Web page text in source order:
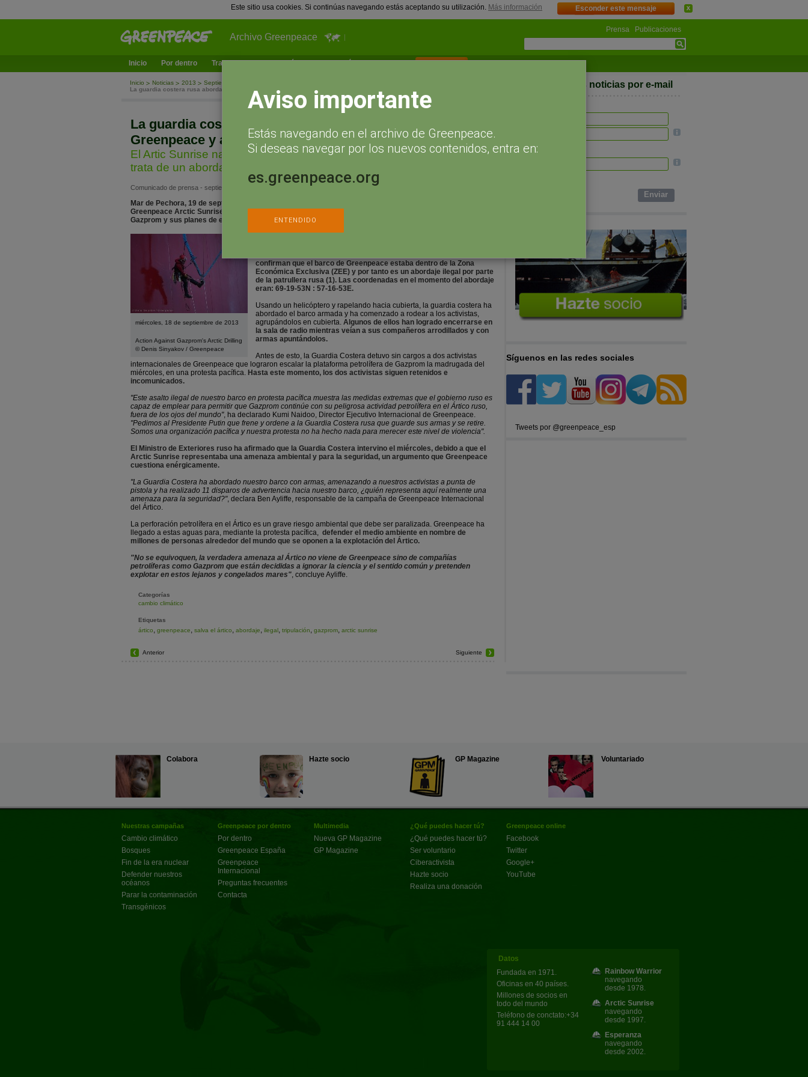
Este sitio usa cookies. Si continúas navegando estás aceptando su utilización. Más información Esconder este mensaje
Archivo Greenpeace
Prensa Publicaciones
Inicio Por dentro Trabajamos en ¿Qué puedes hacer tú? Actualidad Hazte socio
Inicio Noticias 2013
Septiembre
La guardia costera rusa aborda armada el barco de Greenpeace y arresta a toda la tripulación
La guardia costera rusa aborda armada el barco de
Greenpeace y arresta a toda la tripulación
El Artic Sunrise navegaba en aguas internacionales, por lo que se
trata de un abordaje ilegal
Comunicado de prensa - septiembre 19, 2013
Mar de Pechora, 19 de septiembre de 2013. La Guardia Costera de Rusia ha abordado el barco de
Greenpeace Arctic Sunrise y ha arrestado a los 25 activistas a bordo, tras una protesta contra la petrolera
Gazprom y sus planes de explotación petrolífera en el Ártico.
miércoles, 18 de septiembre de 2013
Action Against Gazprom's Arctic Drilling
© Denis Sinyakov / Greenpeace
confirman que el barco de Greenpeace estaba dentro de la Zona
Económica Exclusiva (ZEE) y por tanto es un abordaje ilegal por parte
de la patrullera rusa (1). Las coordenadas en el momento del abordaje
eran: 69-19-53N : 57-16-53E.
Usando un helicóptero y rapelando hacia cubierta, la guardia costera ha
abordado el barco armada y ha comenzado a rodear a los activistas,
agrupándolos en cubierta. Algunos de ellos han logrado encerrarse en
la sala de radio mientras veían a sus compañeros arrodillados y con
armas apuntándolos.
Antes de esto, la Guardia Costera detuvo sin cargos a dos activistas
internacionales de Greenpeace que lograron escalar la plataforma petrolífera de Gazprom la madrugada del
miércoles, en una protesta pacífica. Hasta este momento, los dos activistas siguen retenidos e
incomunicados.
"Este asalto ilegal de nuestro barco en protesta pacífica muestra las medidas extremas que el gobierno ruso es
capaz de emplear para permitir que Gazprom continúe con su peligrosa actividad petrolífera en el Ártico ruso,
fuera de los ojos del mundo", ha declarado Kumi Naidoo, Director Ejecutivo Internacional de Greenpeace.
"Pedimos al Presidente Putin que frene y ordene a la Guardia Costera rusa que guarde sus armas y se retire.
Somos una organización pacífica y nuestra protesta no ha hecho nada para merecer este nivel de violencia".
El Ministro de Exteriores ruso ha afirmado que la Guardia Costera intervino el miércoles, debido a que el
Arctic Sunrise representaba una amenaza ambiental y para la seguridad, un argumento que Greenpeace
cuestiona enérgicamente.
"La Guardia Costera ha abordado nuestro barco con armas, amenazando a nuestros activistas a punta de
pistola y ha realizado 11 disparos de advertencia hacia nuestro barco, ¿quién representa aquí realmente una
amenaza para la seguridad?", declara Ben Ayliffe, responsable de la campaña de Greenpeace Internacional
del Ártico.
La perforación petrolífera en el Ártico es un grave riesgo ambiental que debe ser paralizada. Greenpeace ha
llegado a estas aguas para, mediante la protesta pacífica, defender el medio ambiente en nombre de
millones de personas alrededor del mundo que se oponen a la explotación del Ártico.
"No se equivoquen, la verdadera amenaza al Ártico no viene de Greenpeace sino de compañías
petrolíferas como Gazprom que están decididas a ignorar la ciencia y el sentido común y pretenden
explotar en estos lejanos y congelados mares", concluye Ayliffe.
Categorías
cambio climático
Etiquetas
ártico, greenpeace, salva el ártico, abordaje, ilegal, tripulación, gazprom, arctic sunrise
Siguiente
Anterior
Recibe nuestras noticias por e-mail
Correo electrónico *
Síguenos en las redes sociales
Tweets por @greenpeace_esp
Colabora Hazte socio GP Magazine Voluntariado
Nuestras campañas
Cambio climático
Bosques
Fin de la era nuclear
Defender nuestros
océanos
Parar la contaminación
Transgénicos
Greenpeace por dentro
Por dentro
Greenpeace España
Greenpeace
Internacional
Preguntas frecuentes
Contacta
Multimedia
Nueva GP Magazine
GP Magazine
¿Qué puedes hacer tú?
¿Qué puedes hacer tú?
Ser voluntario
Ciberactivista
Hazte socio
Realiza una donación
Greenpeace online
Facebook
Twitter
Google+
YouTube
Datos
Fundada en 1971.
Oficinas en 40 países.
Millones de socios en
todo del mundo
Teléfono de conctato:+34
91 444 14 00
Rainbow Warrior
navegando
desde 1978.
Arctic Sunrise
navegando
desde 1997.
Esperanza
navegando
desde 2002.
Aviso importante
Estás navegando en el archivo de Greenpeace.
Si deseas navegar por los nuevos contenidos, entra en:
es.greenpeace.org
ENTENDIDO